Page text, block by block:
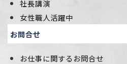
社長講演
女性職人活躍中
お問合せ
お仕事に関するお問合せ